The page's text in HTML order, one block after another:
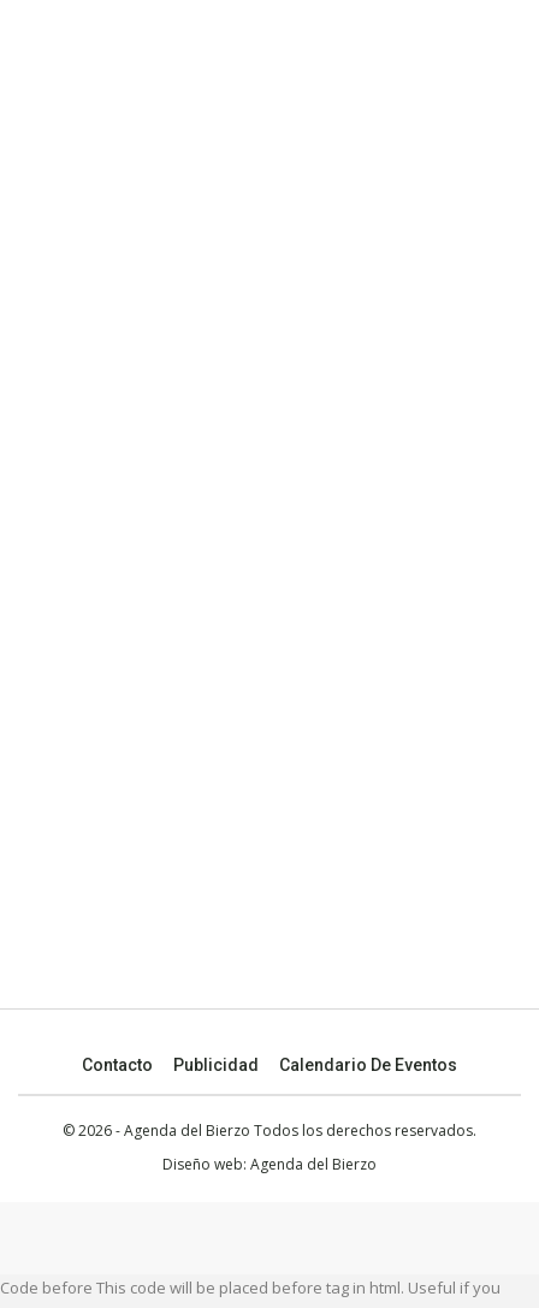
Contacto Publicidad Calendario De Eventos
© 2026 - Agenda del Bierzo Todos los derechos reservados.
Diseño web: Agenda del Bierzo
Code before This code will be placed before tag in html. Useful if you